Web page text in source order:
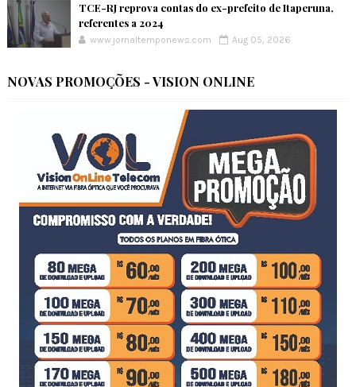
TCE-RJ reprova contas do ex-prefeito de Itaperuna,
referentes a 2024
www.jornaltemponews.com Aug 05, 2026
NOVAS PROMOÇÕES - VISION ONLINE